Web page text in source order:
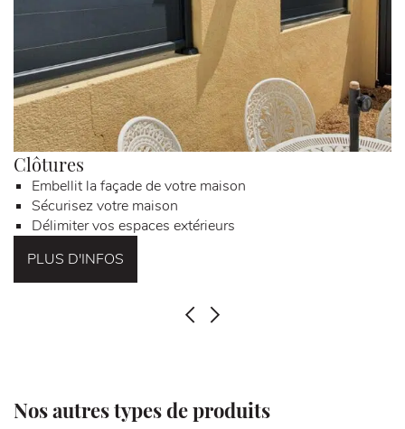
x sont
réalis
respe
ct et
Clôtures
Embellit la façade de votre maison
Sécurisez votre maison
Délimiter vos espaces extérieurs
PLUS D'INFOS
PRÉCÉDENT
SUIVANT
Nos autres types de produits